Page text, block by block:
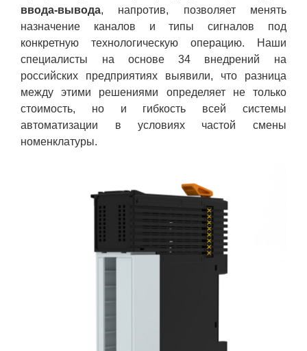
ввода-вывода, напротив, позволяет менять
назначение каналов и типы сигналов под
конкретную технологическую операцию. Наши
специалисты на основе 34 внедрений на
российских предприятиях выявили, что разница
между этими решениями определяет не только
стоимость, но и гибкость всей системы
автоматизации в условиях частой смены
номенклатуры.